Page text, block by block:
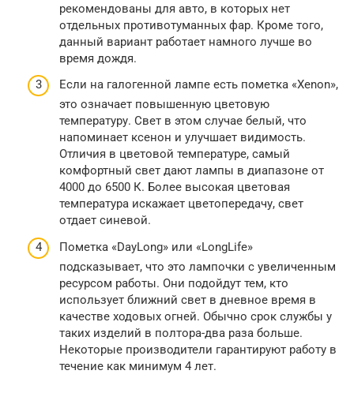
рекомендованы для авто, в которых нет
отдельных противотуманных фар. Кроме того,
данный вариант работает намного лучше во
время дождя.
Если на галогенной лампе есть пометка «Xenon»,
это означает повышенную цветовую
температуру. Свет в этом случае белый, что
напоминает ксенон и улучшает видимость.
Отличия в цветовой температуре, самый
комфортный свет дают лампы в диапазоне от
4000 до 6500 К. Более высокая цветовая
температура искажает цветопередачу, свет
отдает синевой.
Пометка «DayLong» или «LongLife»
подсказывает, что это лампочки с увеличенным
ресурсом работы. Они подойдут тем, кто
использует ближний свет в дневное время в
качестве ходовых огней. Обычно срок службы у
таких изделий в полтора-два раза больше.
Некоторые производители гарантируют работу в
течение как минимум 4 лет.